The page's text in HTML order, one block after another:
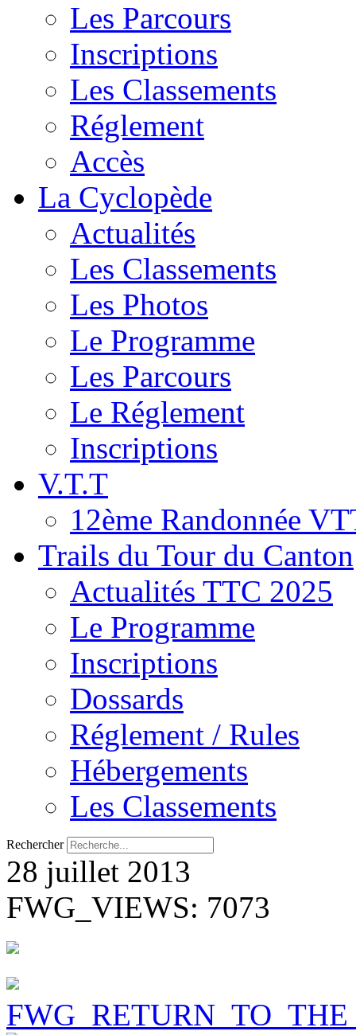
Les Parcours
Inscriptions
Les Classements
Réglement
Accès
La Cyclopède
Actualités
Les Classements
Les Photos
Le Programme
Les Parcours
Le Réglement
Inscriptions
V.T.T
12ème Randonnée
Trails du Tour du Canton
Actualités TTC 2025
Le Programme
Inscriptions
Dossards
Réglement / Rules
Hébergements
Les Classements
Rechercher
28 juillet 2013
FWG_VIEWS: 7073